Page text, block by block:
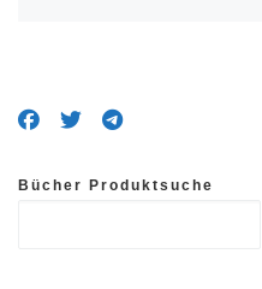
Bücher Produktsuche